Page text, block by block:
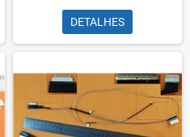
DETALHES